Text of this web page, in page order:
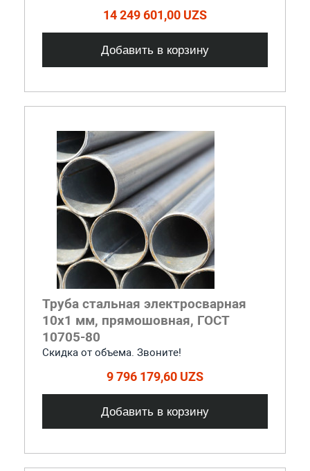
14 249 601,00 UZS
Добавить в корзину
Труба стальная электросварная
10x1 мм, прямошовная, ГОСТ
10705-80
Скидка от объема. Звоните!
9 796 179,60 UZS
Добавить в корзину